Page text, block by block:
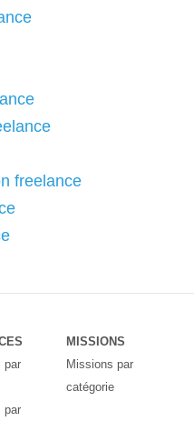
freelance
par
par
MISSIONS
Missions par
catégorie